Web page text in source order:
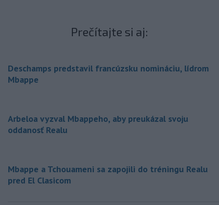
Prečítajte si aj:
Deschamps predstavil francúzsku nomináciu, lídrom
Mbappe
Arbeloa vyzval Mbappeho, aby preukázal svoju
oddanosť Realu
Mbappe a Tchouameni sa zapojili do tréningu Realu
pred El Clasicom